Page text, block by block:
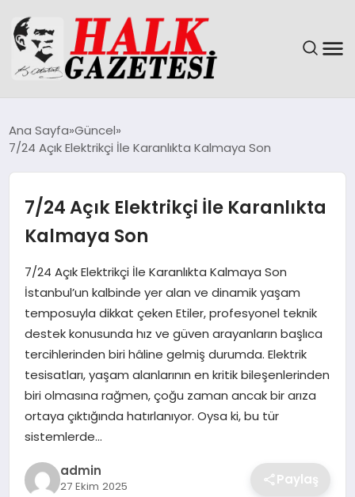
DÜNYA
EĞITIM
EKONOMI
MAGAZIN
SAĞLIK
YAŞAM
Ana Sayfa Güncel
7/24 Açık Elektrikçi İle Karanlıkta Kalmaya Son
7/24 Açık Elektrikçi İle Karanlıkta
Kalmaya Son
7/24 Açık Elektrikçi İle Karanlıkta Kalmaya Son
İstanbul’un kalbinde yer alan ve dinamik yaşam
temposuyla dikkat çeken Etiler, profesyonel teknik
destek konusunda hız ve güven arayanların başlıca
tercihlerinden biri hâline gelmiş durumda. Elektrik
tesisatları, yaşam alanlarının en kritik bileşenlerinden
biri olmasına rağmen, çoğu zaman ancak bir arıza
ortaya çıktığında hatırlanıyor. Oysa ki, bu tür
sistemlerde…
admin
27 Ekim 2025 Paylaş